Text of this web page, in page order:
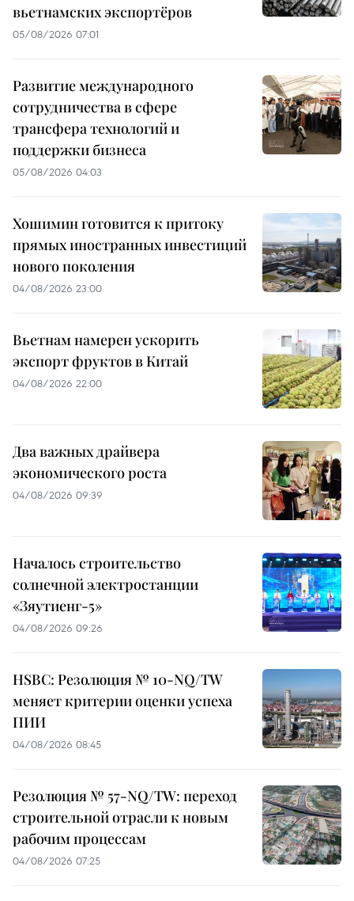
вьетнамских экспортёров
05/08/2026 07:01
Развитие международного
сотрудничества в сфере
трансфера технологий и
поддержки бизнеса
05/08/2026 04:03
Хошимин готовится к притоку
прямых иностранных инвестиций
нового поколения
04/08/2026 23:00
Вьетнам намерен ускорить
экспорт фруктов в Китай
04/08/2026 22:00
Два важных драйвера
экономического роста
04/08/2026 09:39
Началось строительство
солнечной электростанции
«Зяутиенг-5»
04/08/2026 09:26
HSBC: Резолюция № 10-NQ/TW
меняет критерии оценки успеха
ПИИ
04/08/2026 08:45
Резолюция № 57-NQ/TW: переход
строительной отрасли к новым
рабочим процессам
04/08/2026 07:25